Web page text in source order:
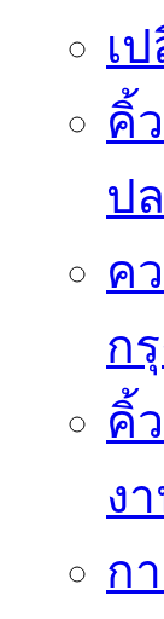
เ
คิ้
ป
ค
ก
คิ้
ง
ก